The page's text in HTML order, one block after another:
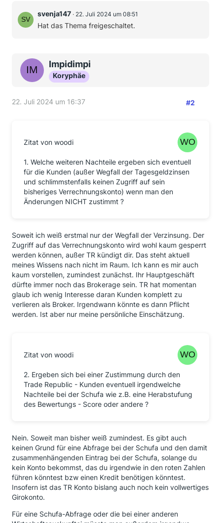
svenja147 22. Juli 2024 um 08:51
Hat das Thema freigeschaltet.
Impidimpi
Koryphäe
22. Juli 2024 um 16:37 #2
Zitat von woodi
1. Welche weiteren Nachteile ergeben sich eventuell
für die Kunden (außer Wegfall der Tagesgeldzinsen
und schlimmstenfalls keinen Zugriff auf sein
bisheriges Verrechnungskonto) wenn man den
Änderungen NICHT zustimmt ?
Soweit ich weiß erstmal nur der Wegfall der Verzinsung. Der
Zugriff auf das Verrechnungskonto wird wohl kaum gesperrt
werden können, außer TR kündigt dir. Das steht aktuell
meines Wissens nach nicht im Raum. Ich kann es mir auch
kaum vorstellen, zumindest zunächst. Ihr Hauptgeschäft
dürfte immer noch das Brokerage sein. TR hat momentan
glaub ich wenig Interesse daran Kunden komplett zu
verlieren als Broker. Irgendwann könnte es dann Pflicht
werden. Ist aber nur meine persönliche Einschätzung.
Zitat von woodi
2. Ergeben sich bei einer Zustimmung durch den
Trade Republic - Kunden eventuell irgendwelche
Nachteile bei der Schufa wie z.B. eine Herabstufung
des Bewertungs - Score oder andere ?
Nein. Soweit man bisher weiß zumindest. Es gibt auch
keinen Grund für eine Abfrage bei der Schufa und den damit
zusammenhängenden Eintrag bei der Schufa, solange du
kein Konto bekommst, das du irgendwie in den roten Zahlen
führen könntest bzw einen Kredit benötigen könntest.
Insofern ist das TR Konto bislang auch noch kein vollwertiges
Girokonto.
Für eine Schufa-Abfrage oder die bei einer anderen